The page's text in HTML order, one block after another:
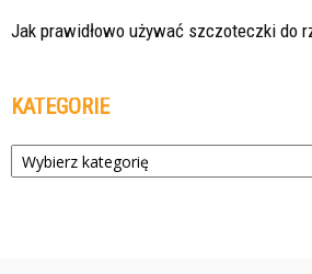
Jak prawidłowo używać szczoteczki do
KATEGORIE
Kategorie